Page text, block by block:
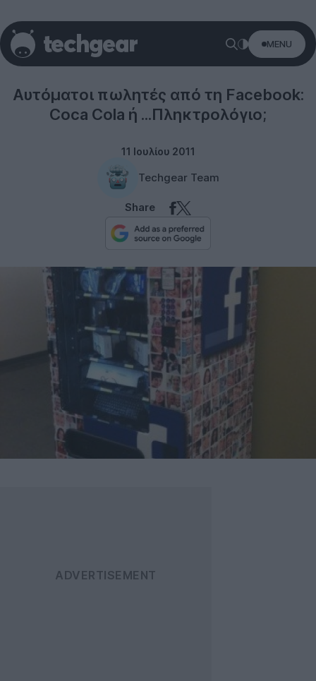
MENU
Αυτόματοι πωλητές από τη Facebook:
Coca Cola ή ...Πληκτρολόγιο;
11 Ιουλίου 2011
Techgear Team
Share